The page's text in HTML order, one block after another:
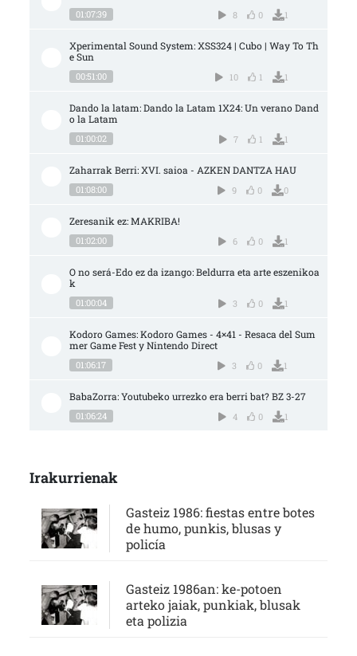
01:07:39 8 0 1
Xperimental Sound System: XSS324 | Cubo | Way To Th
e Sun
00:51:00 10 1 1
Dando la latam: Dando la Latam 1X24: Un verano Dand
o la Latam
01:00:02 7 1 1
Zaharrak Berri: XVI. saioa - AZKEN DANTZA HAU
01:08:00 9 0 0
Zeresanik ez: MAKRIBA!
01:02:00 6 0 1
O no será-Edo ez da izango: Beldurra eta arte eszenikoa
k
01:00:04 3 0 1
Kodoro Games: Kodoro Games - 4×41 - Resaca del Sum
mer Game Fest y Nintendo Direct
01:06:17 3 0 1
BabaZorra: Youtubeko urrezko era berri bat? BZ 3-27
01:06:24 4 0 1
Irakurrienak
Gasteiz 1986: fiestas entre botes
de humo, punkis, blusas y
policía
Gasteiz 1986an: ke-potoen
arteko jaiak, punkiak, blusak
eta polizia